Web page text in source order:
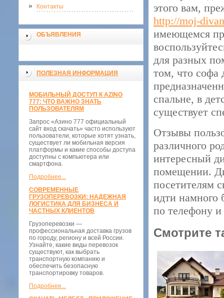
Контакты
ОБЪЯВЛЕНИЯ
ПОЛЕЗНАЯ ИНФОРМАЦИЯ
МОБИЛЬНЫЙ ДОСТУП К AZINO
777: ЧТО ВАЖНО ЗНАТЬ
ПОЛЬЗОВАТЕЛЯМ
Запрос «Азино 777 официальный
сайт вход скачать» часто используют
пользователи, которые хотят узнать,
существует ли мобильная версия
платформы и какие способы доступа
доступны с компьютера или
смартфона.
Подробнее...
СОВРЕМЕННЫЕ
ГРУЗОПЕРЕВОЗКИ: НАДЕЖНАЯ
ЛОГИСТИКА ДЛЯ БИЗНЕСА И
ЧАСТНЫХ КЛИЕНТОВ
Грузоперевозки —
профессиональная доставка грузов
по городу, региону и всей России.
Узнайте, какие виды перевозок
существуют, как выбрать
транспортную компанию и
обеспечить безопасную
транспортировку товаров.
Подробнее...
этого вам,
http://moj-
имеющемся
для разных
том, что софа
спальне, в
существует
Отзывы
различного
интересный
помещении.
посетителям
идти намного
по телефону
Смотрите